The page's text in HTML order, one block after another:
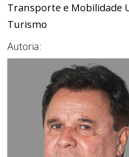
Transporte e Mobilidade
Turismo
Autoria: